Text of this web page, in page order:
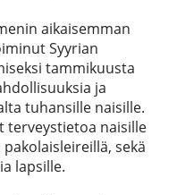
aikaisemman
Syyrian
tammikuusta
ja
tuhansille naisille.
terveystietoa naisille
sekä
lapsille.